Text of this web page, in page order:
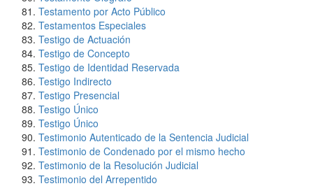
Testamento por Acto Público
Testamentos Especiales
Testigo de Actuación
Testigo de Concepto
Testigo de Identidad Reservada
Testigo Indirecto
Testigo Presencial
Testigo Único
Testigo Único
Testimonio Autenticado de la Sentencia Judicial
Testimonio de Condenado por el mismo hecho
Testimonio de la Resolución Judicial
Testimonio del Arrepentido